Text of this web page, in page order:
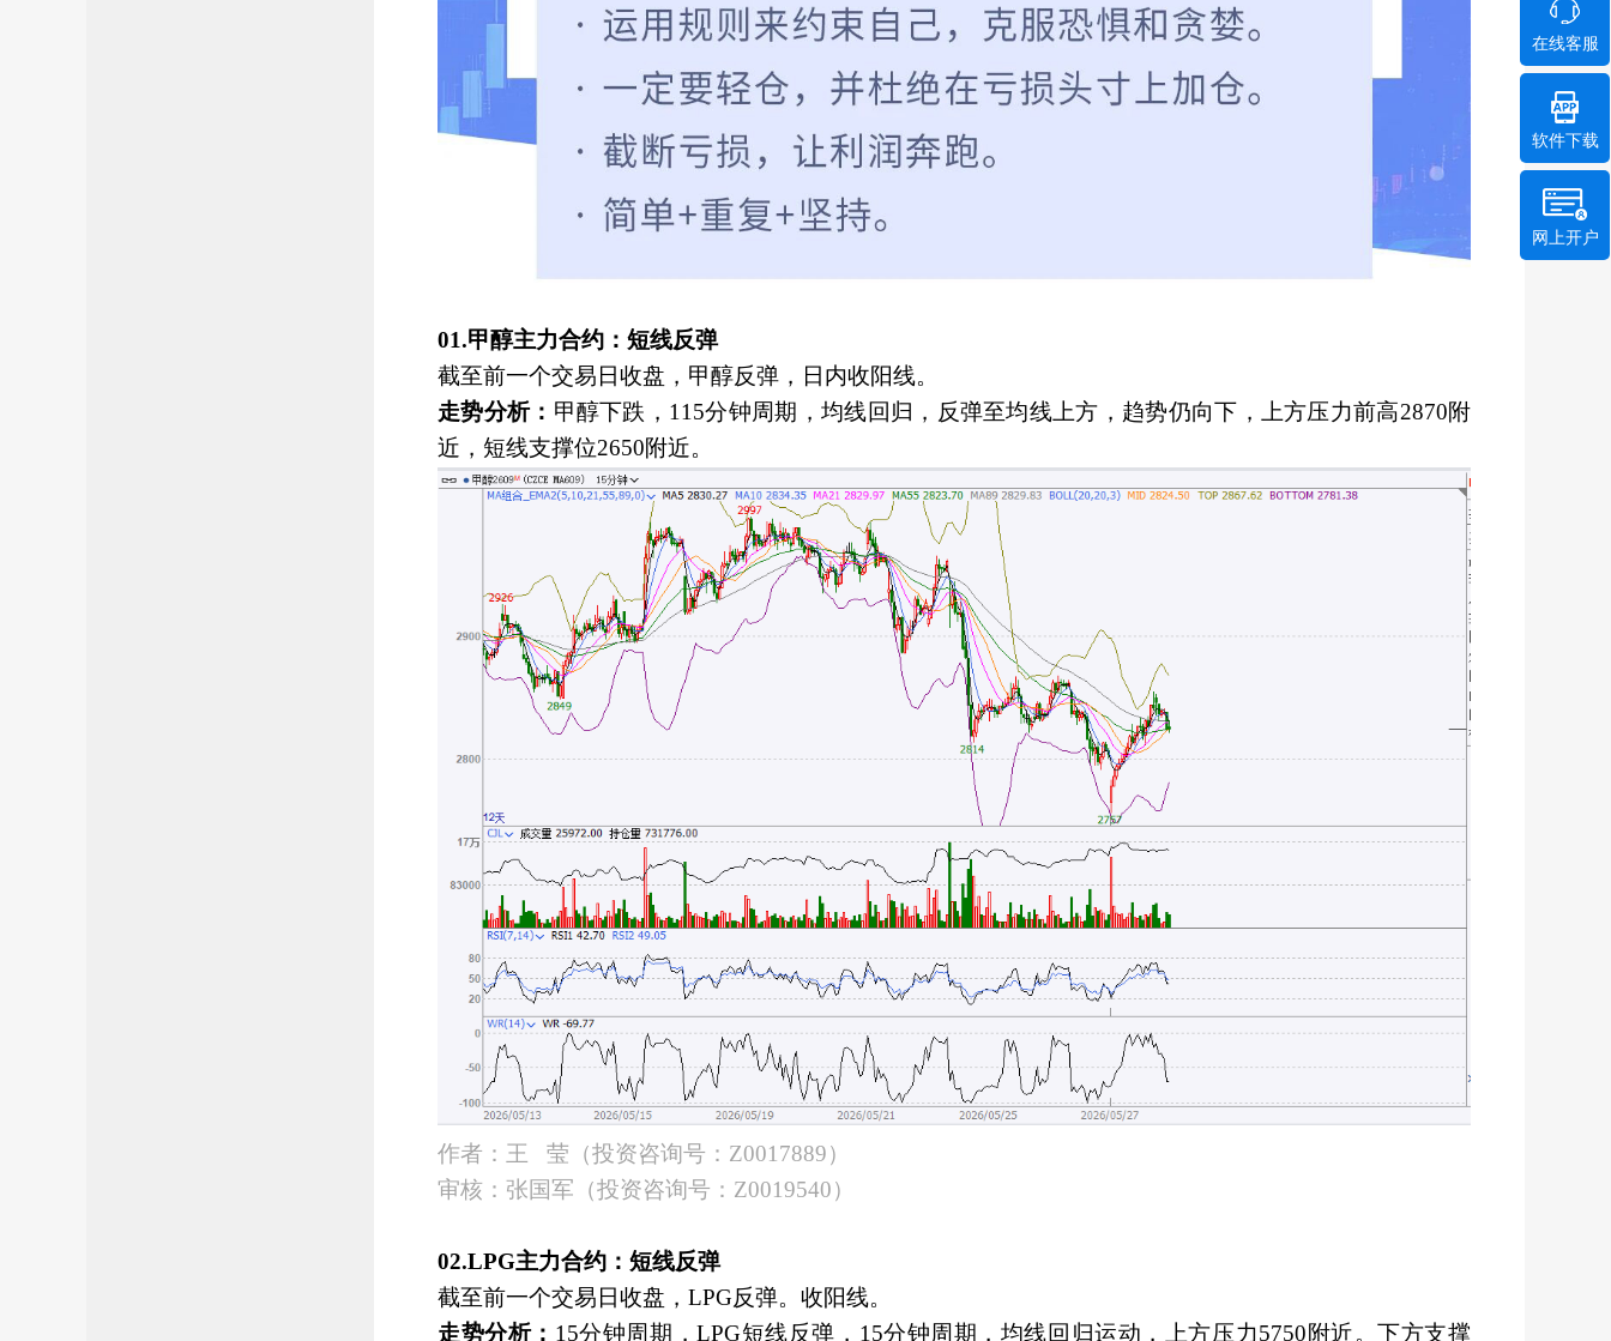
01.甲醇主力合约：短线反弹
截至前一个交易日收盘，甲醇反弹，日内收阳线。
走势分析： 甲醇下跌，115分钟周期，均线回归，反弹至均线上方，趋势仍向下，上方压力前高2870附
近，短线支撑位2650附近。
作者：王 莹（投资咨询号：Z0017889）
审核：张国军（投资咨询号：Z0019540）
02.LPG主力合约：短线反弹
截至前一个交易日收盘，LPG反弹。收阳线。
走势分析： 15分钟周期，LPG短线反弹，15分钟周期，均线回归运动，上方压力5750附近。下方支撑
在线客服
软件下载
网上开户